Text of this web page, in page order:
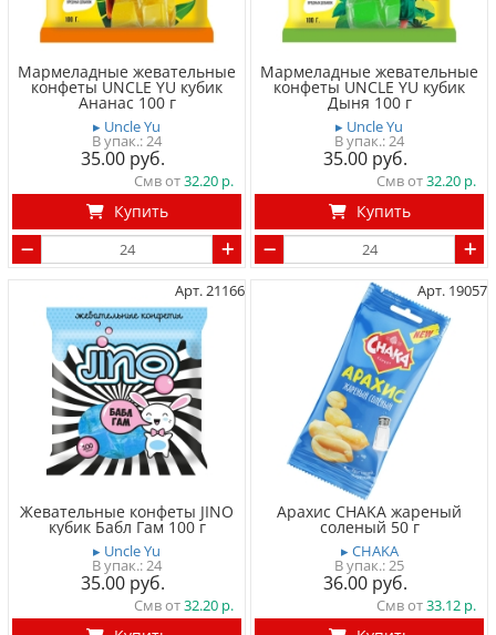
Мармеладные жевательные
конфеты UNCLE YU кубик
Ананас 100 г
▸ Uncle Yu
24
35.00
Смв от32.20
Купить
Мармеладные жевательные
конфеты UNCLE YU кубик
Дыня 100 г
▸ Uncle Yu
24
35.00
Смв от32.20
Купить
Арт. 21166
Жевательные конфеты JINO
кубик Бабл Гам 100 г
▸ Uncle Yu
24
35.00
Смв от32.20
Арт. 19057
Арахис CHAKA жареный
соленый 50 г
▸ CHAKA
25
36.00
Смв от33.12